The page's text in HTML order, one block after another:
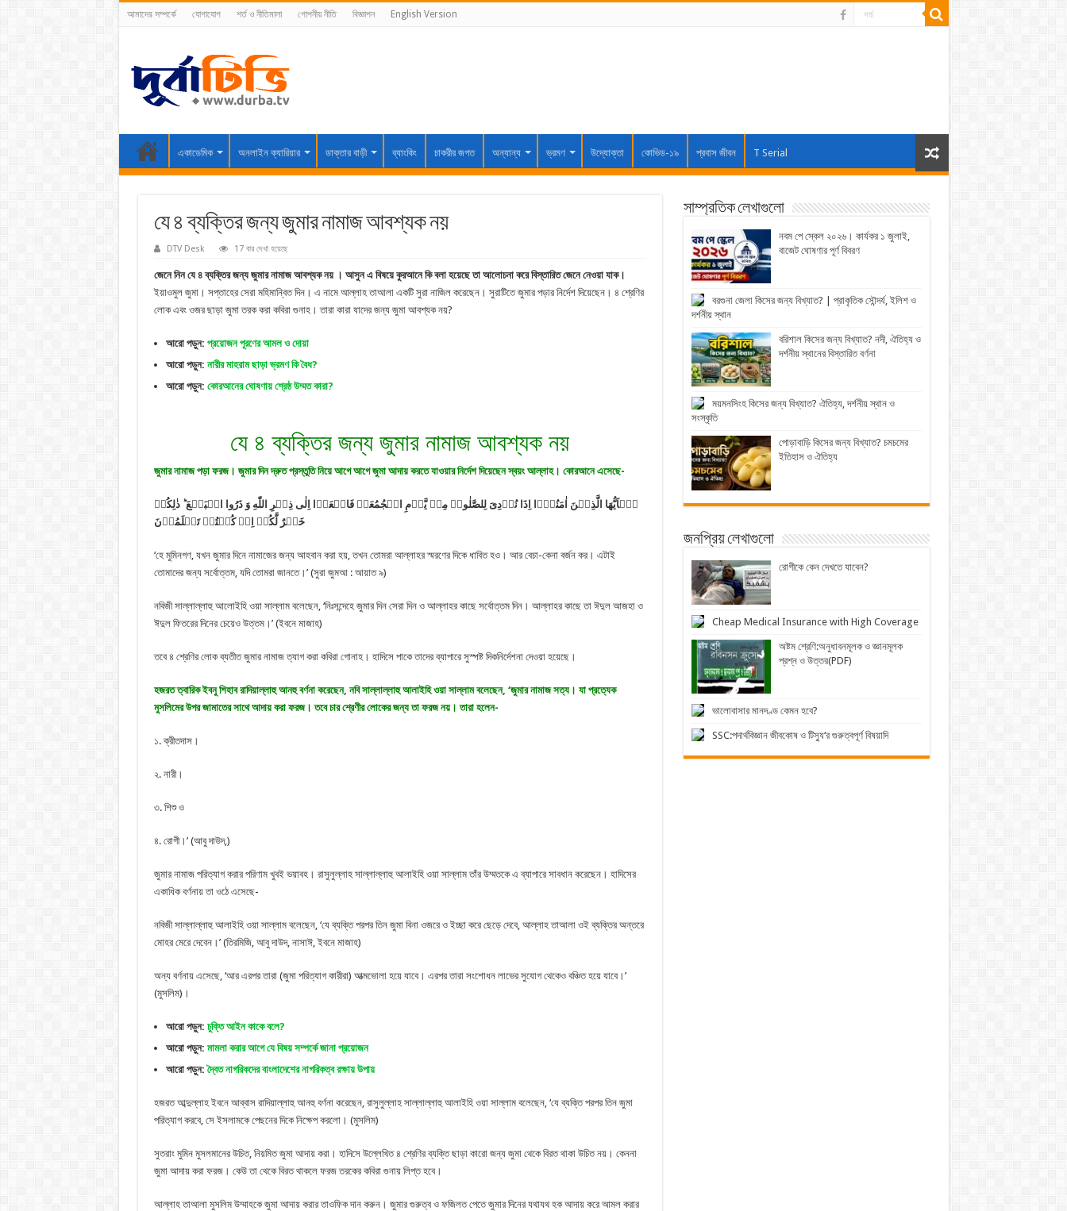
আমাদের সম্পর্কে যোগাযোগ শর্ত ও নীতিমালা গোপনীয় নীতি বিজ্ঞাপন English Version
একাডেমিক অনলাইন ক্যারিয়ার ডাক্তার বাড়ী ব্যাংকিং চাকরীর জগত অন্যান্য ভ্রমণ উদ্যোক্তা কোভিড-১৯ প্রবাস জীবন T Serial
যে ৪ ব্যক্তির জন্য জুমার নামাজ আবশ্যক নয়
DTV Desk 17 বার দেখা হয়েছে
জেনে নিন যে ৪ ব্যক্তির জন্য জুমার নামাজ আবশ্যক নয় । আসুন এ বিষয়ে কুরআনে কি বলা হয়েছে তা আলোচনা করে বিস্তারিত জেনে নেওয়া যাক।
ইয়াওমুল জুমা। সপ্তাহের সেরা মহিমান্বিত দিন। এ নামে আল্লাহ তাআলা একটি সুরা নাজিল করেছেন। সুরাটিতে জুমার পড়ার নির্দেশ দিয়েছেন। ৪ শ্রেণির
লোক এবং ওজর ছাড়া জুমা তরক করা কবিরা গুনাহ। তারা কারা যাদের জন্য জুমা আবশ্যক নয়?
আরো পড়ুন: প্রয়োজন পূরণের আমল ও দোয়া
আরো পড়ুন: নারীর মাহরাম ছাড়া ভ্রমণ কি বৈধ?
আরো পড়ুন: কোরআনের ঘোষণায় শ্রেষ্ঠ উম্মত কারা?
যে ৪ ব্যক্তির জন্য জুমার নামাজ আবশ্যক নয়
জুমার নামাজ পড়া ফরজ। জুমার দিন দ্রুত প্রস্তুতি নিয়ে আগে আগে জুমা আদায় করতে যাওয়ার নির্দেশ দিয়েছেন স্বয়ং আল্লাহ। কোরআনে এসেছে-
یٰۤاَیُّهَا الَّذِیۡنَ اٰمَنُوۡۤا اِذَا نُوۡدِیَ لِلصَّلٰوۃِ مِنۡ یَّوۡمِ الۡجُمُعَۃِ فَاسۡعَوۡا اِلٰی ذِکۡرِ اللّٰهِ وَ ذَرُوا الۡبَیۡعَ ؕ ذٰلِکُمۡ
خَیۡرٌ لَّکُمۡ اِنۡ کُنۡتُمۡ تَعۡلَمُوۡنَ
‘হে মুমিনগণ, যখন জুমার দিনে নামাজের জন্য আহবান করা হয়, তখন তোমরা আল্লাহর স্মরণের দিকে ধাবিত হও। আর বেচা-কেনা বর্জন কর। এটাই
তোমাদের জন্য সর্বোত্তম, যদি তোমরা জানতে।’ (সুরা জুমআ : আয়াত ৯)
নবিজী সাল্লাল্লাহু আলােইহি ওয়া সাল্লাম বলেছেন, ‘নিঃসন্দেহে জুমার দিন সেরা দিন ও আল্লাহর কাছে সর্বোত্তম দিন। আল্লাহর কাছে তা ঈদুল আজহা ও
ঈদুল ফিতরের দিনের চেয়েও উত্তম।’ (ইবনে মাজাহ)
তবে ৪ শ্রেণির লোক ব্যতীত জুমার নামাজ ত্যাগ করা কবিরা গোনাহ। হাদিসে পাকে তাদের ব্যাপারে সুস্পষ্ট দিকনির্দেশনা দেওয়া হয়েছে।
হজরত ত্বারিক ইবনু শিহাব রাদিয়াল্লাহু আনহু বর্ণনা করেছেন, নবি সাল্লাল্লাহু আলাইহি ওয়া সাল্লাম বলেছেন, ‘জুমার নামাজ সত্য। যা প্রত্যেক
মুসলিমের উপর জামাতের সাথে আদায় করা ফরজ। তবে চার শ্রেণীর লোকের জন্য তা ফরজ নয়। তারা হলেন-
১. ক্রীতদাস।
২. নারী।
৩. শিশু ও
৪. রোগী।’ (আবু দাউদ,)
জুমার নামাজ পরিত্যাগ করার পরিণাম খুবই ভয়াবহ। রাসুলুল্লাহ সাল্লাল্লাহু আলাইহি ওয়া সাল্লাম তাঁর উম্মতকে এ ব্যাপারে সাবধান করেছেন। হাদিসের
একাধিক বর্ণনায় তা ওঠে এসেছে-
নবিজী সাল্লাল্লাহু আলাইহি ওয়া সাল্লাম বলেছেন, ‘যে ব্যক্তি পরপর তিন জুমা বিনা ওজরে ও ইচ্ছা করে ছেড়ে দেবে, আল্লাহ তাআলা ওই ব্যক্তির অন্তরে
মোহর মেরে দেবেন।’ (তিরমিজি, আবু দাউদ, নাসাঈ, ইবনে মাজাহ)
অন্য বর্ণনায় এসেছে, ‘আর এরপর তারা (জুমা পরিত্যাগ কারীরা) আত্মভোলা হয়ে যাবে। এরপর তারা সংশোধন লাভের সুযোগ থেকেও বঞ্চিত হয়ে যাবে।’
(মুসলিম)।
আরো পড়ুন: চুক্তি আইন কাকে বলে?
আরো পড়ুন: মামলা করার আগে যে বিষয় সম্পর্কে জানা প্রয়োজন
আরো পড়ুন:দ্বৈত নাগরিকদের বাংলাদেশের নাগরিকত্ব রক্ষায় উপায়
হজরত আব্দুল্লাহ ইবনে আব্বাস রাদিয়াল্লাহু আনহু বর্ণনা করেছেন, রাসুলুল্লাহ সাল্লাল্লাহু আলাইহি ওয়া সাল্লাম বলেছেন, ‘যে ব্যক্তি পরপর তিন জুমা
পরিত্যাগ করবে, সে ইসলামকে পেছনের দিকে নিক্ষেপ করলো। (মুসলিম)
সুতরাং মুমিন মুসলমানের উচিত, নিয়মিত জুমা আদায় করা। হাদিসে উল্লেখিত ৪ শ্রেণির ব্যক্তি ছাড়া কারো জন্য জুমা থেকে বিরত থাকা উচিত নয়। কেননা
জুমা আদায় করা ফরজ। কেউ তা থেকে বিরত থাকলে ফরজ তরকের কবিরা গুনায় লিপ্ত হবে।
আল্লাহ তাআলা মুসলিম উম্মাহকে জুমা আদায় করার তাওফিক দান করুন। জুমার গুরুত্ব ও ফজিলত পেতে জুমার দিনের যথাযথ হক আদায় করে আমল করার
সাম্প্রতিক লেখাগুলো
নবম পে স্কেল ২০২৬। কার্যকর ১ জুলাই,
বাজেট ঘোষণার পূর্ণ বিবরণ
বরগুনা জেলা কিসের জন্য বিখ্যাত? | প্রাকৃতিক সৌন্দর্য, ইলিশ ও
দর্শনীয় স্থান
বরিশাল কিসের জন্য বিখ্যাত? নদী, ঐতিহ্য ও
দর্শনীয় স্থানের বিস্তারিত বর্ণনা
ময়মনসিংহ কিসের জন্য বিখ্যাত? ঐতিহ্য, দর্শনীয় স্থান ও
সংস্কৃতি
পোড়াবাড়ি কিসের জন্য বিখ্যাত? চমচমের
ইতিহাস ও ঐতিহ্য
জনপ্রিয় লেখাগুলো
রোগীকে কেন দেখতে যাবেন?
Cheap Medical Insurance with High Coverage
অষ্টম শ্রেণি:অনুধাবনমূলক ও জ্ঞানমূলক
প্রশ্ন ও উত্তর(PDF)
ভালোবাসার মানদণ্ড কেমন হবে?
SSC:পদার্থবিজ্ঞান জীবকোষ ও টিস্যু‘র গুরুত্বপূর্ণ বিষয়াদি